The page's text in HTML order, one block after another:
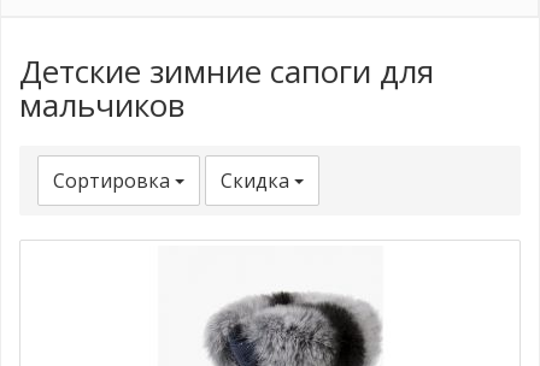
Детские зимние сапоги для
мальчиков
Сортировка Скидка